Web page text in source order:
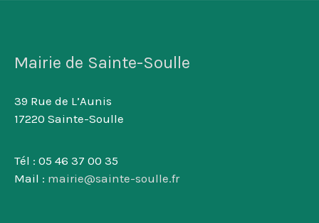
Mairie de Sainte-Soulle
39 Rue de L’Aunis
17220 Sainte-Soulle
Tél : 05 46 37 00 35
Mail : mairie@sainte-soulle.fr